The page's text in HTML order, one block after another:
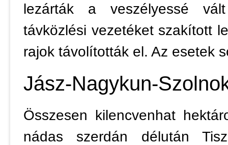
lezárták a veszélyessé
távközlési vezetéket szakított
rajok távolították el. Az esetek
Jász-Nagykun-
Összesen kilencvenhat
nádas szerdán délután